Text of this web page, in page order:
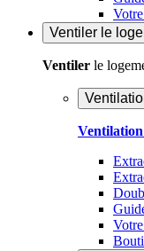
Ventiler le
Ventiler le